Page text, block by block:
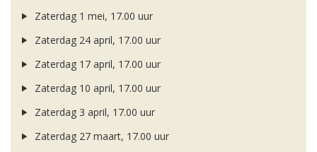
Zaterdag 1 mei, 17.00 uur
Zaterdag 24 april, 17.00 uur
Zaterdag 17 april, 17.00 uur
Zaterdag 10 april, 17.00 uur
Zaterdag 3 april, 17.00 uur
Zaterdag 27 maart, 17.00 uur